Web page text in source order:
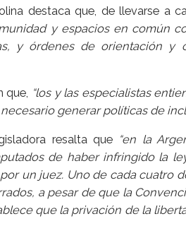
destaca que, de llevarse a
y espacios en común
y órdenes de orientación y
que, “los y las especialistas
generar políticas de
resalta que “en la
de haber infringido la
un juez. Uno de cada cuatro
a pesar de que la
que la privación de la